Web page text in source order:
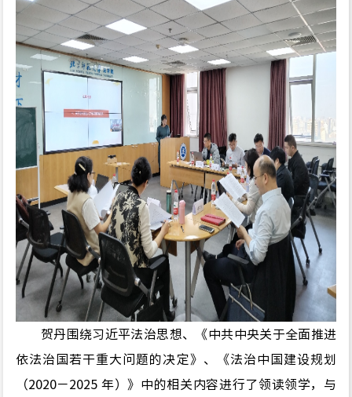
贺丹围绕习近平法治思想、《中共中央关于全面推进
依法治国若干重大问题的决定》、《法治中国建设规划
（2020－2025 年）》中的相关内容进行了领读领学，与